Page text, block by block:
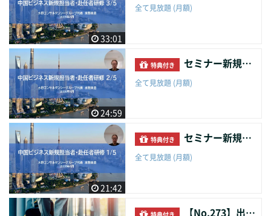
33:01
全て見放題 (月額)
24:59
特典付き セミナー新規中国担当者・赴任者研修②組織
全て見放題 (月額)
21:42
特典付き セミナー新規中国担当者・赴任者研修①組織
全て見放題 (月額)
特典付き 【No.273】出張者の派遣とPE・個人所得税の関係